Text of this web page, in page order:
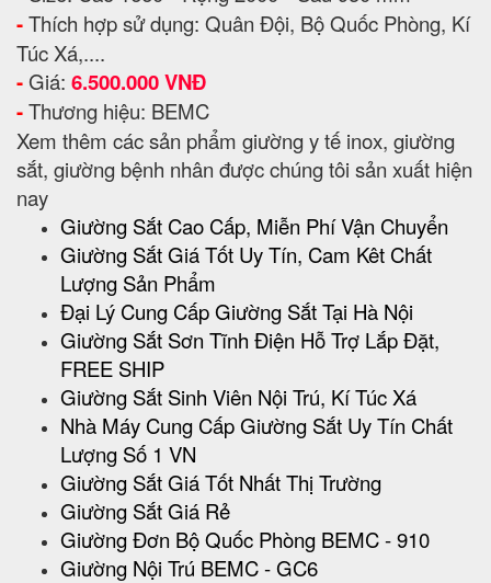
-Thích hợp sử dụng: Quân Đội, Bộ Quốc Phòng, Kí
Túc Xá,....
- Giá: 6.500.000 VNĐ
-Thương hiệu: BEMC
Xem thêm các sản phẩm giường y tế inox, giường
sắt, giường bệnh nhân được chúng tôi sản xuất hiện
nay
Giường Sắt Cao Cấp, Miễn Phí Vận Chuyển
Giường Sắt Giá Tốt Uy Tín, Cam Kêt Chất
Lượng Sản Phẩm
Đại Lý Cung Cấp Giường Sắt Tại Hà Nội
Giường Sắt Sơn Tĩnh Điện Hỗ Trợ Lắp Đặt,
FREE SHIP
Giường Sắt Sinh Viên Nội Trú, Kí Túc Xá
Nhà Máy Cung Cấp Giường Sắt Uy Tín Chất
Lượng Số 1 VN
Giường Sắt Giá Tốt Nhất Thị Trường
Giường Sắt Giá Rẻ
Giường Đơn Bộ Quốc Phòng BEMC - 910
Giường Nội Trú BEMC - GC6